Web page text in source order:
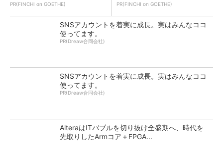
PR(FINCHI on GOETHE) PR(FINCHI on GOETHE)
SNSアカウントを着実に成長。実はみんなココ
使ってます。
PR(Dreaw合同会社)
SNSアカウントを着実に成長。実はみんなココ
使ってます。
PR(Dreaw合同会社)
AlteraはITバブルを切り抜け全盛期へ、時代を
先取りしたArmコア＋FPGA...